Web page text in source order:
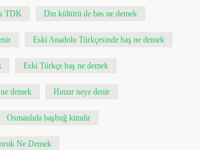
TDK Din kültürü de bas ne demek
Eski Anadolu Türkçesinde baş ne demek
Eski Türkçe baş ne demek
demek Hınzır neye denir
Osmanlıda başbuğ kimdir
Ne Demek